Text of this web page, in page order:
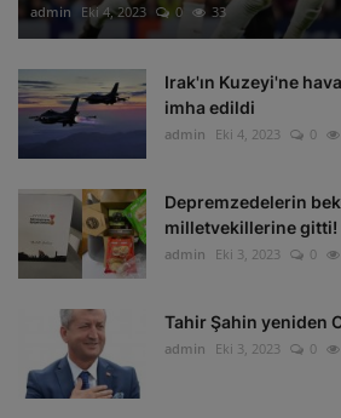
admin Eki 4, 2023 0 33
Irak'ın Kuzeyi'ne
imha edildi
admin Eki 4, 2023 0
Depremzedelerin
milletvekillerine gitti!
admin Eki 3, 2023 0
Tahir Şahin yeniden
admin Eki 3, 2023 0